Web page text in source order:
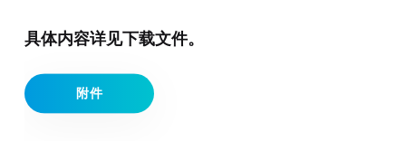
具体内容详见下载文件。
附件